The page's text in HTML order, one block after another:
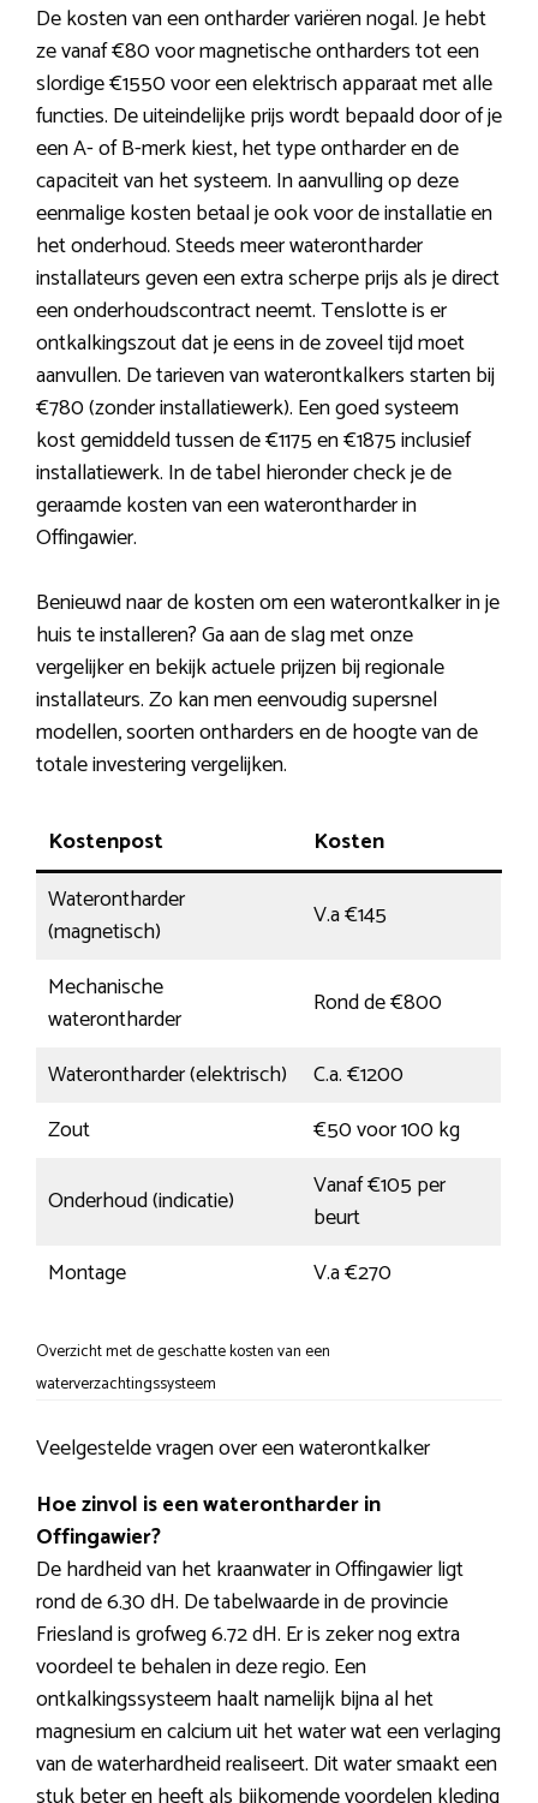
De kosten van een ontharder variëren nogal. Je hebt
ze vanaf €80 voor magnetische ontharders tot een
slordige €1550 voor een elektrisch apparaat met alle
functies. De uiteindelijke prijs wordt bepaald door of je
een A- of B-merk kiest, het type ontharder en de
capaciteit van het systeem. In aanvulling op deze
eenmalige kosten betaal je ook voor de installatie en
het onderhoud. Steeds meer waterontharder
installateurs geven een extra scherpe prijs als je direct
een onderhoudscontract neemt. Tenslotte is er
ontkalkingszout dat je eens in de zoveel tijd moet
aanvullen. De tarieven van waterontkalkers starten bij
€780 (zonder installatiewerk). Een goed systeem
kost gemiddeld tussen de €1175 en €1875 inclusief
installatiewerk. In de tabel hieronder check je de
geraamde kosten van een waterontharder in
Offingawier.
Benieuwd naar de kosten om een waterontkalker in je
huis te installeren? Ga aan de slag met onze
vergelijker en bekijk actuele prijzen bij regionale
installateurs. Zo kan men eenvoudig supersnel
modellen, soorten ontharders en de hoogte van de
totale investering vergelijken.
Kostenpost
Kosten
Waterontharder
(magnetisch)
V.a €145
Mechanische
waterontharder
Rond de €800
Waterontharder (elektrisch)
C.a. €1200
Zout
€50 voor 100 kg
Onderhoud (indicatie)
Vanaf €105 per
beurt
Montage
V.a €270
Overzicht met de geschatte kosten van een
waterverzachtingssysteem
Veelgestelde vragen over een waterontkalker
Hoe zinvol is een waterontharder in
Offingawier?
De hardheid van het kraanwater in Offingawier ligt
rond de 6.30 dH. De tabelwaarde in de provincie
Friesland is grofweg 6.72 dH. Er is zeker nog extra
voordeel te behalen in deze regio. Een
ontkalkingssysteem haalt namelijk bijna al het
magnesium en calcium uit het water wat een verlaging
van de waterhardheid realiseert. Dit water smaakt een